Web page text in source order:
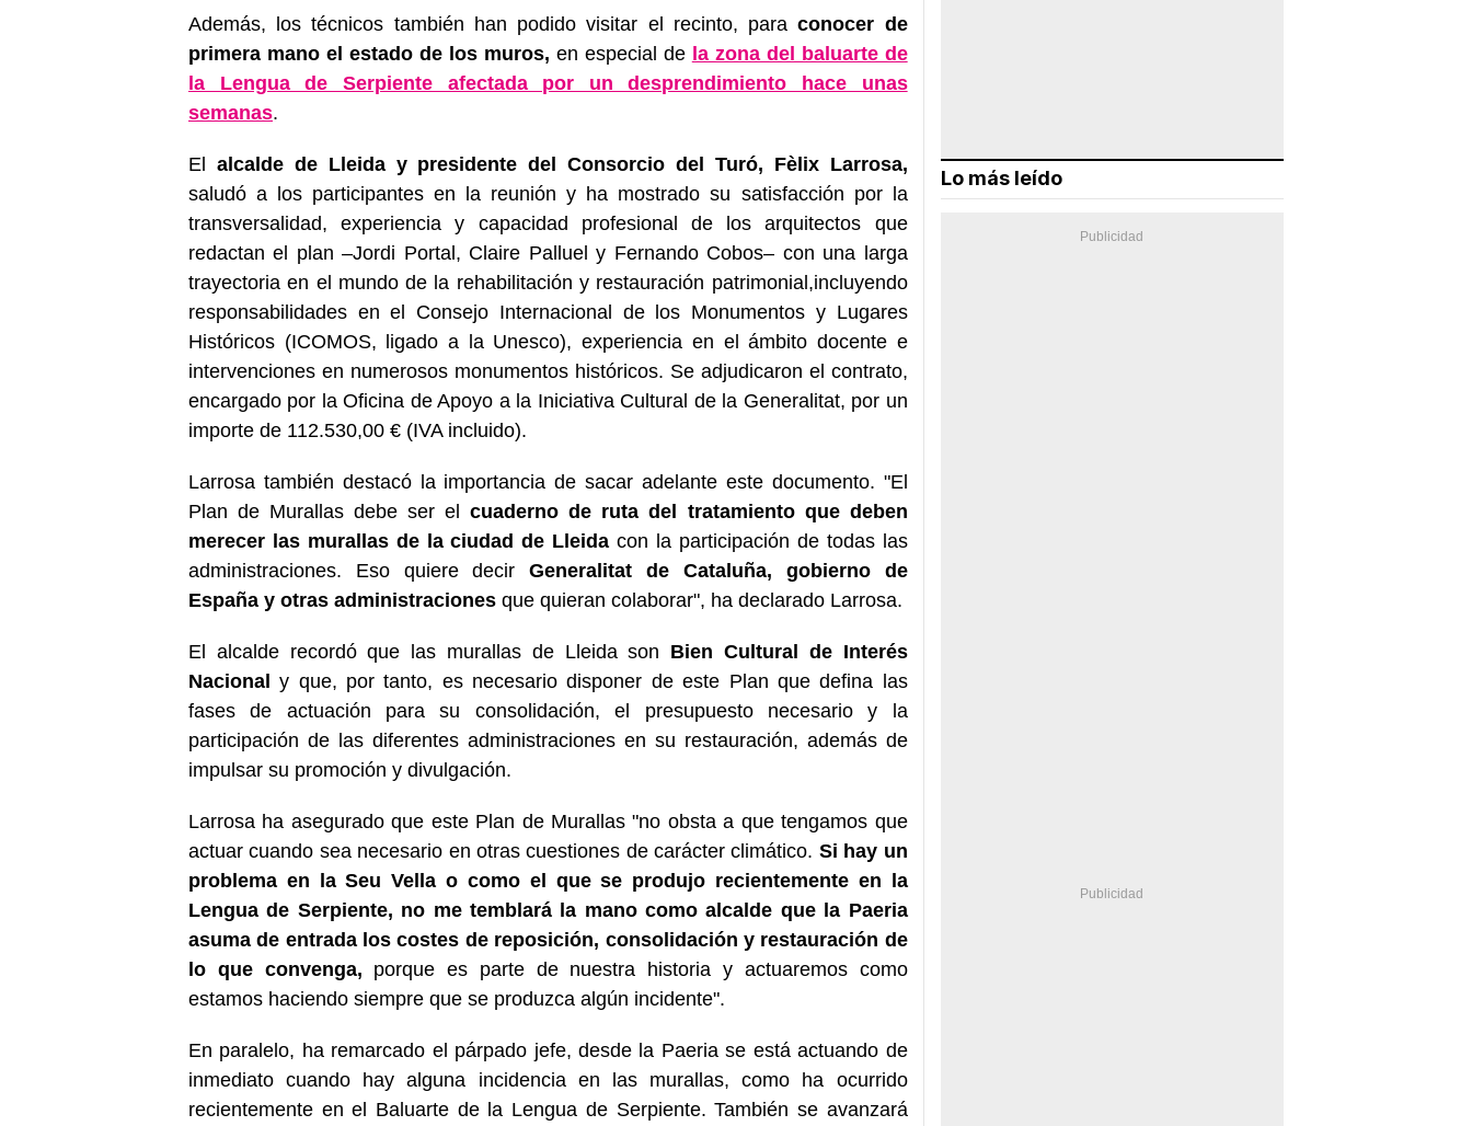
Además, los técnicos también han podido visitar el recinto, paraconocer de
primera mano el estado de los muros, en especial de la zona del baluarte de
la Lengua de Serpiente afectada por un desprendimiento hace unas
semanas.
El alcalde de Lleida y presidente del Consorcio del Turó, Fèlix Larrosa,
saludó a los participantes en la reunión y ha mostrado su satisfacción por la
transversalidad, experiencia y capacidad profesional de los arquitectos que
redactan el plan –Jordi Portal, Claire Palluel y Fernando Cobos– con una larga
trayectoria en el mundo de la rehabilitación y restauración patrimonial,incluyendo
responsabilidades en el Consejo Internacional de los Monumentos y Lugares
Históricos (ICOMOS, ligado a la Unesco), experiencia en el ámbito docente e
intervenciones en numerosos monumentos históricos. Se adjudicaron el contrato,
encargado por la Oficina de Apoyo a la Iniciativa Cultural de la Generalitat, por un
importe de 112.530,00 € (IVA incluido).
Larrosa también destacó la importancia de sacar adelante este documento. "El
Plan de Murallas debe ser elcuaderno de ruta del tratamiento que deben
merecer las murallas de la ciudad de Lleida con la participación de todas las
administraciones. Eso quiere decirGeneralitat de Cataluña, gobierno de
España y otras administraciones que quieran colaborar", ha declarado Larrosa.
El alcalde recordó que las murallas de Lleida son Bien Cultural de Interés
Nacional y que, por tanto, es necesario disponer de este Plan que defina las
fases de actuación para su consolidación, el presupuesto necesario y la
participación de las diferentes administraciones en su restauración, además de
impulsar su promoción y divulgación.
Larrosa ha asegurado que este Plan de Murallas "no obsta a que tengamos que
actuar cuando sea necesario en otras cuestiones de carácter climático. Si hay un
problema en la Seu Vella o como el que se produjo recientemente en la
Lengua de Serpiente, no me temblará la mano como alcalde que la Paeria
asuma de entrada los costes de reposición, consolidación y restauración de
lo que convenga, porque es parte de nuestra historia y actuaremos como
estamos haciendo siempre que se produzca algún incidente".
En paralelo, ha remarcado el párpado jefe, desde la Paeria se está actuando de
inmediato cuando hay alguna incidencia en las murallas, como ha ocurrido
recientemente en el Baluarte de la Lengua de Serpiente. También se avanzará
Lo más leído